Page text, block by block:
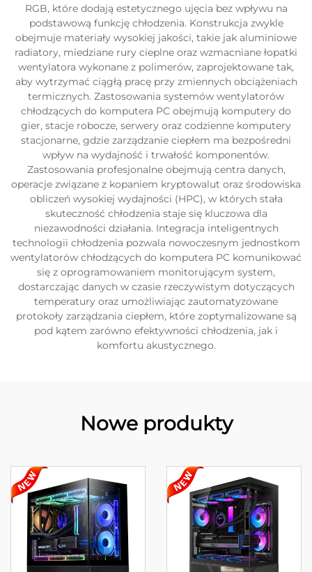
RGB, które dodają estetycznego ujęcia bez wpływu na
podstawową funkcję chłodzenia. Konstrukcja zwykle
obejmuje materiały wysokiej jakości, takie jak aluminiowe
radiatory, miedziane rury cieplne oraz wzmacniane łopatki
wentylatora wykonane z polimerów, zaprojektowane tak,
aby wytrzymać ciągłą pracę przy zmiennych obciążeniach
termicznych. Zastosowania systemów wentylatorów
chłodzących do komputera PC obejmują komputery do
gier, stacje robocze, serwery oraz codzienne komputery
stacjonarne, gdzie zarządzanie ciepłem ma bezpośredni
wpływ na wydajność i trwałość komponentów.
Zastosowania profesjonalne obejmują centra danych,
operacje związane z kopaniem kryptowalut oraz środowiska
obliczeń wysokiej wydajności (HPC), w których stała
skuteczność chłodzenia staje się kluczowa dla
niezawodności działania. Integracja inteligentnych
technologii chłodzenia pozwala nowoczesnym jednostkom
wentylatorów chłodzących do komputera PC komunikować
się z oprogramowaniem monitorującym system,
dostarczając danych w czasie rzeczywistym dotyczących
temperatury oraz umożliwiając zautomatyzowane
protokoły zarządzania ciepłem, które zoptymalizowane są
pod kątem zarówno efektywności chłodzenia, jak i
komfortu akustycznego.
Nowe produkty